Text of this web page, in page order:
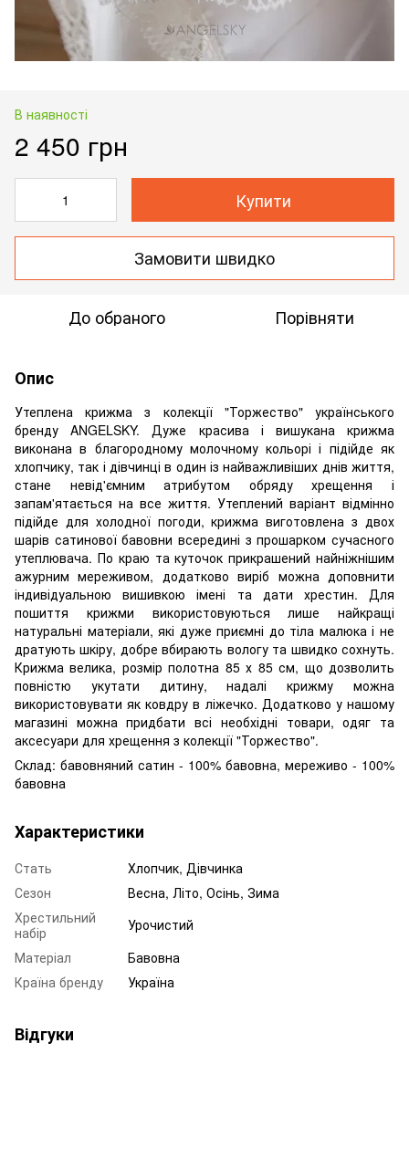
В наявності
2 450 грн
Купити
Замовити швидко
До обраного Порівняти
Опис
Утеплена крижма з колекції "Торжество" українського
бренду ANGELSKY. Дуже красива і вишукана крижма
виконана в благородному молочному кольорі і підійде як
хлопчику, так і дівчинці в один із найважливіших днів життя,
стане невід'ємним атрибутом обряду хрещення і
запам'ятається на все життя. Утеплений варіант відмінно
підійде для холодної погоди, крижма виготовлена з двох
шарів сатинової бавовни всередині з прошарком сучасного
утеплювача. По краю та куточок прикрашений найніжнішим
ажурним мереживом, додатково виріб можна доповнити
індивідуальною вишивкою імені та дати хрестин. Для
пошиття крижми використовуються лише найкращі
натуральні матеріали, які дуже приємні до тіла малюка і не
дратують шкіру, добре вбирають вологу та швидко сохнуть.
Крижма велика, розмір полотна 85 х 85 см, що дозволить
повністю укутати дитину, надалі крижму можна
використовувати як ковдру в ліжечко. Додатково у нашому
магазині можна придбати всі необхідні товари, одяг та
аксесуари для хрещення з колекції "Торжество".
Склад: бавовняний сатин - 100% бавовна, мереживо - 100%
бавовна
Характеристики
Стать
Хлопчик, Дівчинка
Сезон
Весна, Літо, Осінь, Зима
Хрестильний
набір
Урочистий
Матеріал
Бавовна
Країна бренду
Україна
Відгуки